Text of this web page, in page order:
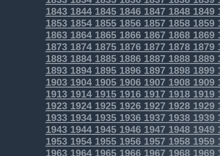
1843184418451846184718481849
1853185418551856185718581859
1863186418651866186718681869
1873187418751876187718781879
1883188418851886188718881889
1893189418951896189718981899
1903190419051906190719081909
1913191419151916191719181919
1923192419251926192719281929
1933193419351936193719381939
1943194419451946194719481949
1953195419551956195719581959
1963196419651966196719681969